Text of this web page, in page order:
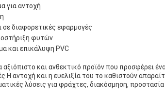
για αντοχή
σε διαφορετικές εφαρμογές
φυτών
και επικάλυψη PVC
και ανθεκτικό προϊόν που προσφέρει
αντοχή και η ευελιξία του το καθιστούν
λύσεις για φράχτες, διακόσμηση, προστασία